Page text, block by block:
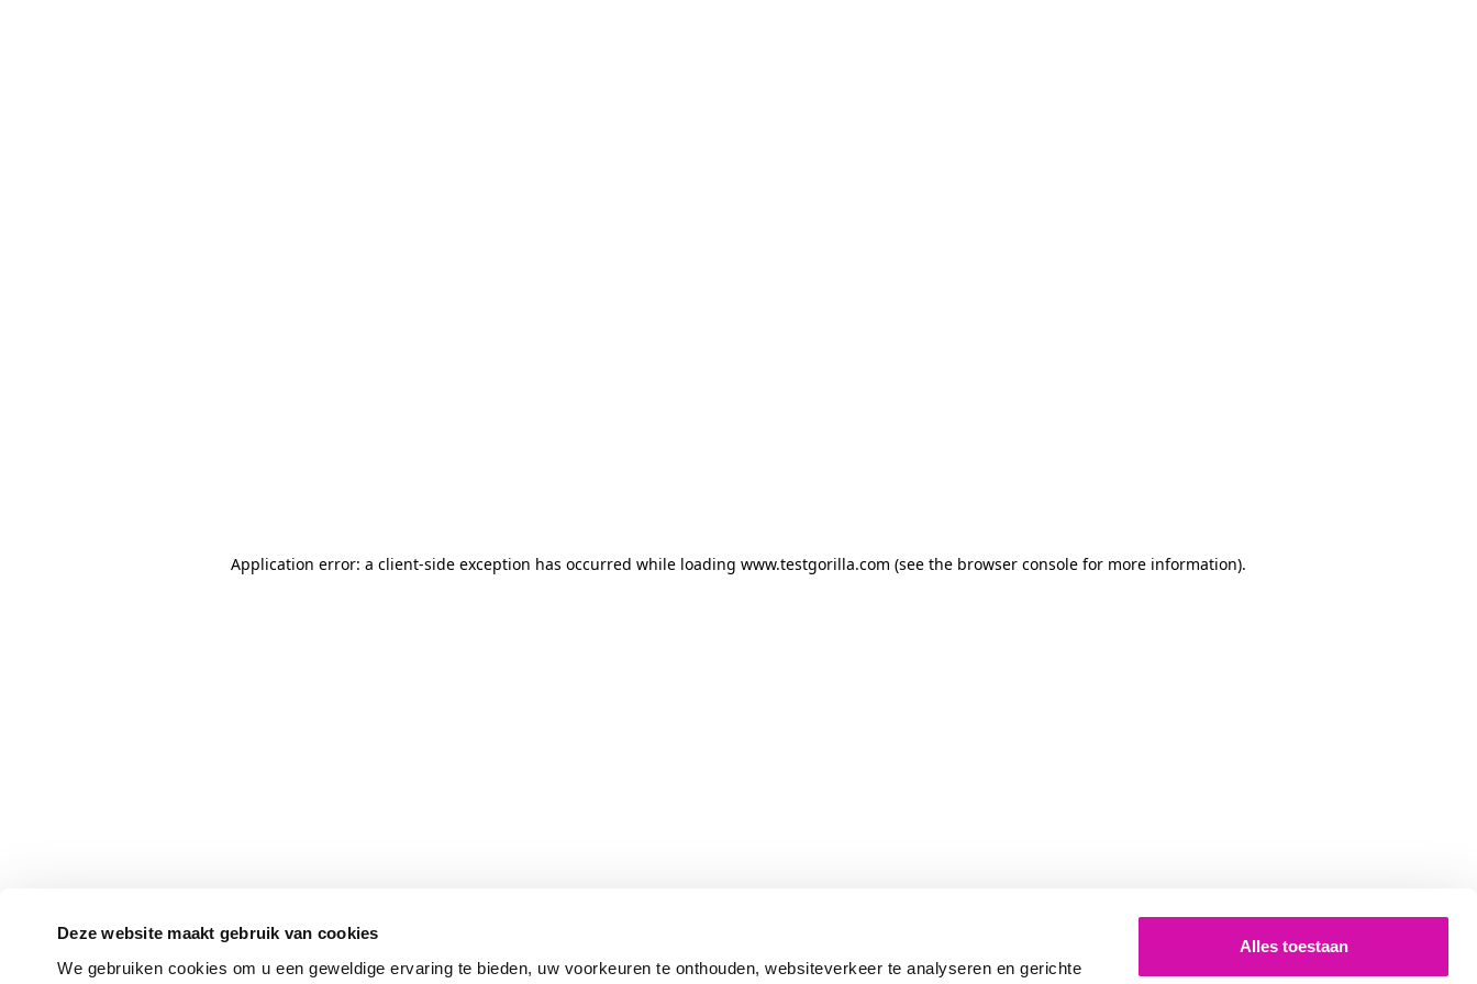
Deze website maakt gebruik van cookies
We gebruiken cookies om u een geweldige ervaring te bieden, uw voorkeuren te onthouden, websiteverkeer te analyseren en gerichte
Alles toestaan
Application error: a client-side exception has occurred while loading www.testgorilla.com (see the browser console for more information).